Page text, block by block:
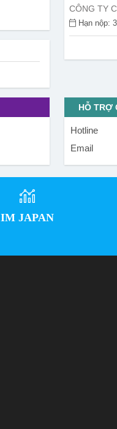
CÔNG TY
Hạn nộp:
HỖ TRỢ
Hotline
Email
IM JAPAN